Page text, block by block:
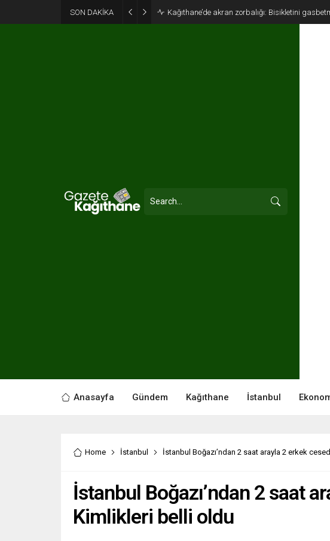
SON DAKİKA Kağıthane’de akran zorbalığı: Bisikletini
Anasayfa Gündem Kağıthane İstanbul
Home İstanbul İstanbul Boğazı’ndan 2 saat arayla 2 erkek
İstanbul Boğazı’ndan 2 saat
Kimlikleri belli oldu